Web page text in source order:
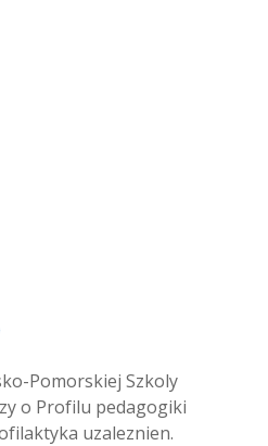
Pomorskiej Szkoly
o Profilu pedagogiki
uzaleznien.